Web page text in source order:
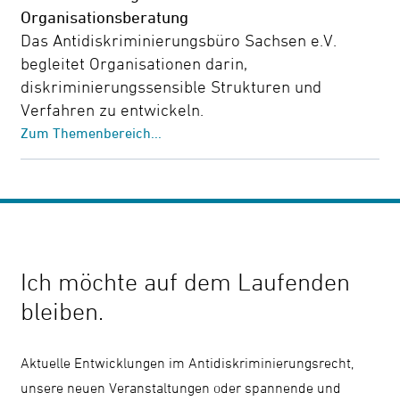
Organisationsberatung
Das Antidiskriminierungsbüro Sachsen e.V.
begleitet Organisationen darin,
diskriminierungssensible Strukturen und
Verfahren zu entwickeln.
Zum Themenbereich...
Ich möchte auf dem Laufenden
bleiben.
Aktuelle Entwicklungen im Antidiskriminierungsrecht,
unsere neuen Veranstaltungen oder spannende und